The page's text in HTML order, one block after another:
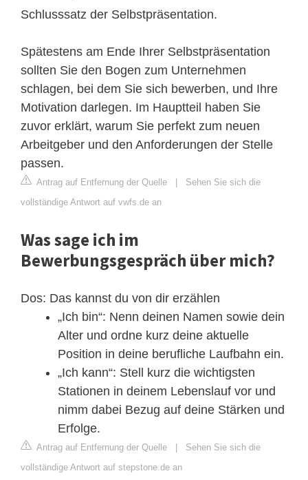
Schlusssatz der Selbstpräsentation.
Spätestens am Ende Ihrer Selbstpräsentation
sollten Sie den Bogen zum Unternehmen
schlagen, bei dem Sie sich bewerben, und Ihre
Motivation darlegen. Im Hauptteil haben Sie
zuvor erklärt, warum Sie perfekt zum neuen
Arbeitgeber und den Anforderungen der Stelle
passen.
Antrag auf Entfernung der Quelle | Sehen Sie sich die
vollständige Antwort auf vwfs.de an
Was sage ich im
Bewerbungsgespräch über mich?
Dos: Das kannst du von dir erzählen
„Ich bin“: Nenn deinen Namen sowie dein
Alter und ordne kurz deine aktuelle
Position in deine berufliche Laufbahn ein.
„Ich kann“: Stell kurz die wichtigsten
Stationen in deinem Lebenslauf vor und
nimm dabei Bezug auf deine Stärken und
Erfolge.
Antrag auf Entfernung der Quelle | Sehen Sie sich die
vollständige Antwort auf stepstone.de an